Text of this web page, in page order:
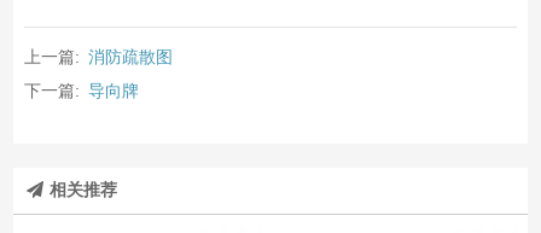
上一篇: 消防疏散图
下一篇: 导向牌
相关推荐